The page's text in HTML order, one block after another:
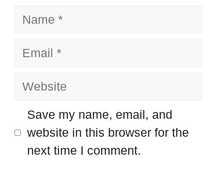
Name
Email
Website
Save my name, email, and
website in this browser for the
next time I comment.